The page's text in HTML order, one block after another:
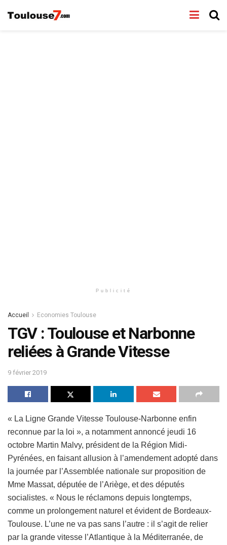
Publicité
Accueil Economies Toulouse
TGV : Toulouse et Narbonne
reliées à Grande Vitesse
9 février 2019
« La Ligne Grande Vitesse Toulouse-Narbonne enfin
reconnue par la loi », a notamment annoncé jeudi 16
octobre Martin Malvy, président de la Région Midi-
Pyrénées, en faisant allusion à l’amendement adopté dans
la journée par l’Assemblée nationale sur proposition de
Mme Massat, députée de l’Ariège, et des députés
socialistes. « Nous le réclamons depuis longtemps,
comme un prolongement naturel et évident de Bordeaux-
Toulouse. L’une ne va pas sans l’autre : il s’agit de relier
par la grande vitesse l’Atlantique à la Méditerranée, de